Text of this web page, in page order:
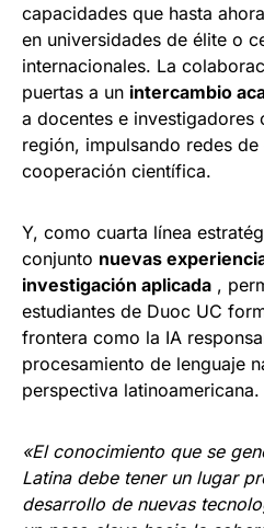
capacidades que hasta
en universidades de élite o
internacionales. La
puertas a un intercambio
a docentes e investigadores
región, impulsando redes
cooperación científica.
Y, como cuarta línea
conjunto nuevas
investigación aplicada ,
estudiantes de Duoc UC
frontera como la IA
procesamiento de lenguaje
perspectiva latinoamericana.
«El conocimiento que se
Latina debe tener un lugar
desarrollo de nuevas